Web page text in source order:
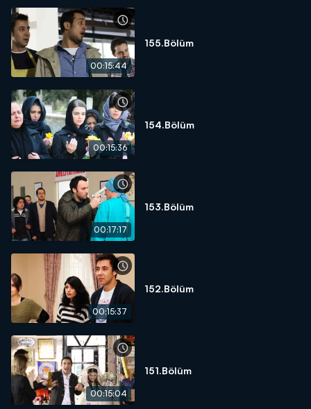
00:15:44
155.Bölüm
00:15:36
154.Bölüm
00:17:17
153.Bölüm
00:15:37
152.Bölüm
00:15:04
151.Bölüm